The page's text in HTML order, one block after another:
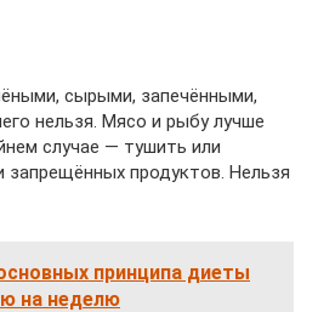
сырыми, запечёнными,
нельзя. Мясо и рыбу лучше
случае — тушить или
запрещённых продуктов. Нельзя
принципа диеты
на неделю